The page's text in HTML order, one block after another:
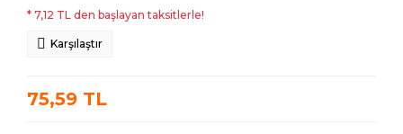
* 7,12 TL den başlayan taksitlerle!
Karşılaştır
75,59 TL